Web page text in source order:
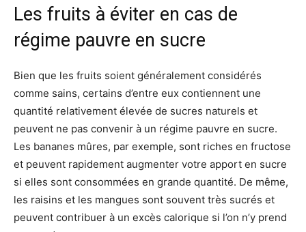
Les fruits à éviter en cas de
régime pauvre en sucre
Bien que les fruits soient généralement considérés
comme sains, certains d’entre eux contiennent une
quantité relativement élevée de sucres naturels et
peuvent ne pas convenir à un régime pauvre en sucre.
Les bananes mûres, par exemple, sont riches en fructose
et peuvent rapidement augmenter votre apport en sucre
si elles sont consommées en grande quantité. De même,
les raisins et les mangues sont souvent très sucrés et
peuvent contribuer à un excès calorique si l’on n’y prend